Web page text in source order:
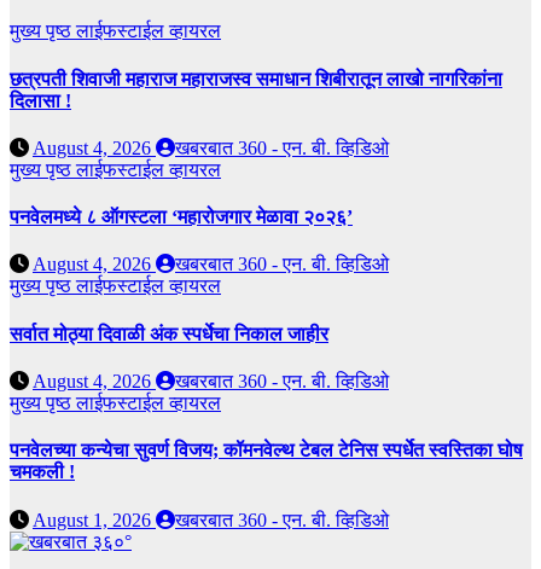
मुख्य पृष्ठलाईफस्टाईलव्हायरल
छत्रपती शिवाजी महाराज महाराजस्व समाधान शिबीरातून लाखो नागरिकांना
दिलासा !
August 4, 2026
खबरबात 360 - एन. बी. व्हिडिओ
मुख्य पृष्ठलाईफस्टाईलव्हायरल
पनवेलमध्ये ८ ऑगस्टला ‘महारोजगार मेळावा २०२६’
August 4, 2026
खबरबात 360 - एन. बी. व्हिडिओ
मुख्य पृष्ठलाईफस्टाईलव्हायरल
सर्वात मोठ्या दिवाळी अंक स्पर्धेचा निकाल जाहीर
August 4, 2026
खबरबात 360 - एन. बी. व्हिडिओ
मुख्य पृष्ठलाईफस्टाईलव्हायरल
पनवेलच्या कन्येचा सुवर्ण विजय; कॉमनवेल्थ टेबल टेनिस स्पर्धेत स्वस्तिका घोष
चमकली !
August 1, 2026 खबरबात 360 - एन. बी. व्हिडिओ